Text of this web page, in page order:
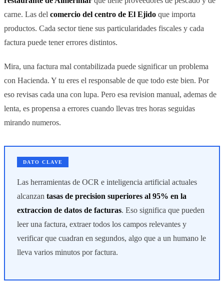
carne. Las del comercio del centro de El Ejido que importa
productos. Cada sector tiene sus particularidades fiscales y cada
factura puede tener errores distintos.
Mira, una factura mal contabilizada puede significar un problema
con Hacienda. Y tu eres el responsable de que todo este bien. Por
eso revisas cada una con lupa. Pero esa revision manual, ademas de
lenta, es propensa a errores cuando llevas tres horas seguidas
mirando numeros.
DATO CLAVE
Las herramientas de OCR e inteligencia artificial actuales
alcanzan tasas de precision superiores al 95% en la
extraccion de datos de facturas. Eso significa que pueden
leer una factura, extraer todos los campos relevantes y
verificar que cuadran en segundos, algo que a un humano le
lleva varios minutos por factura.